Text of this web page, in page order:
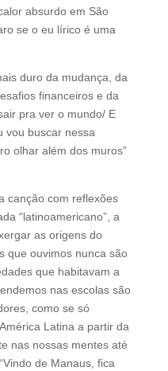
absurdo em São
se o eu lírico é uma
duro da mudança, da
financeiros e da
pra ver o mundo/ E
vou buscar nessa
olhar além dos muros”
canção com reflexões
“latinoamericano”, a
as origens do
que ouvimos nunca são
que habitavam a
nas escolas são
como se só
Latina a partir da
nas nossas mentes até
de Manaus, fica